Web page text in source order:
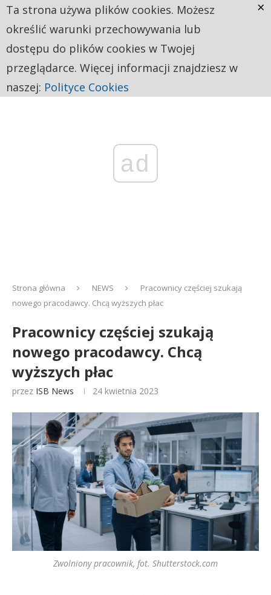
ad
Strona główna NEWS
Pracownicy częściej szukają
nowego pracodawcy. Chcą wyższych płac
Pracownicy częściej szukają
nowego pracodawcy. Chcą
wyższych płac
przez ISB News 24 kwietnia 2023
Zwolniony pracownik, fot. Shutterstock.com
Ta strona używa plików cookies. Możesz
określić warunki przechowywania lub
dostępu do plików cookies w Twojej
przeglądarce. Więcej informacji znajdziesz w
naszej: Polityce Cookies
×